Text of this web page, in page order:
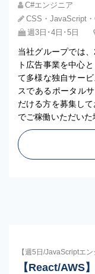
C#エンジニア
CSS・JavaScript
週3日･4日･5日
当社グループでは
ト広告事業を中心
て多様な独自サー
スであるポータル
だける方を募集し
でご稼働いただいた
【週5日/JavaScriptエン
【React/AWS